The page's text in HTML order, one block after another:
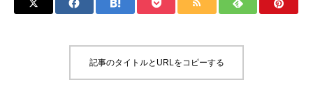
記事のタイトルとURLをコピーする